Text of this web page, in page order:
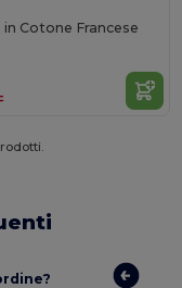
Cotone Francese